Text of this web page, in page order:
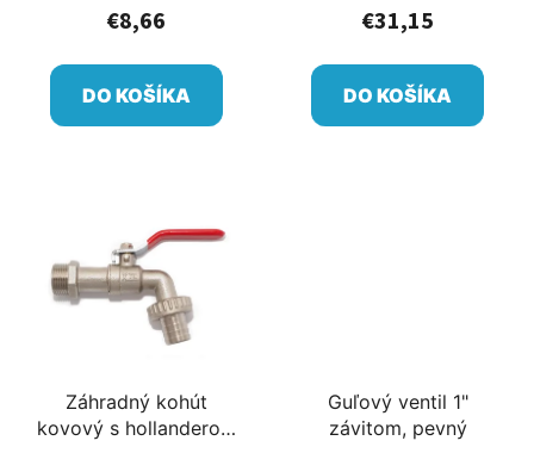
€8,66
DO KOŠÍKA
€31,15
DO KOŠÍKA
Záhradný kohút
kovový s hollanderom
Guľový ventil 1"
závitom, pevný